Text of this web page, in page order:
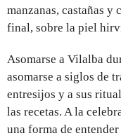
manzanas, castañas y
final, sobre la piel
Asomarse a Vilalba
asomarse a siglos de
entresijos y a sus
las recetas. A la
una forma de